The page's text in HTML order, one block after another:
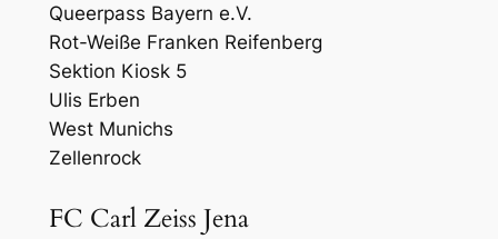
Queerpass Bayern e.V.
Rot-Weiße Franken Reifenberg
Sektion Kiosk 5
Ulis Erben
West Munichs
Zellenrock
FC Carl Zeiss Jena